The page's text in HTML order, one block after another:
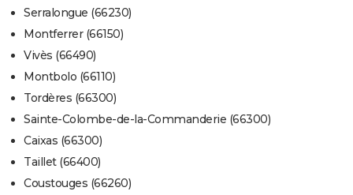
Serralongue (66230)
Montferrer (66150)
Vivès (66490)
Montbolo (66110)
Tordères (66300)
Sainte-Colombe-de-la-Commanderie (66300)
Caixas (66300)
Taillet (66400)
Coustouges (66260)